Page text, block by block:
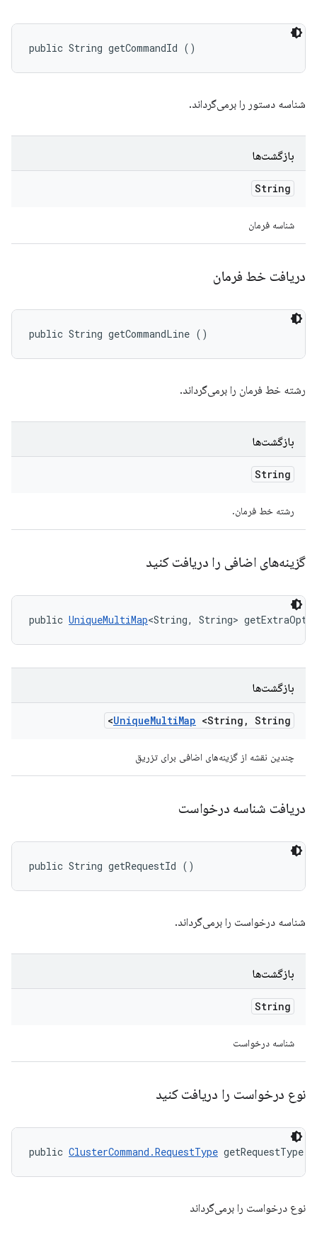
public String getCommandId ()
شناسه دستور را برمی‌گرداند.
بازگشت‌ها
String
شناسه فرمان
دریافت خط فرمان
public String getCommandLine ()
رشته خط فرمان را برمی‌گرداند.
بازگشت‌ها
String
رشته خط فرمان.
گزینه‌های اضافی را دریافت کنید
public UniqueMultiMap<String, String>
بازگشت‌ها
UniqueMultiMap <String , String>
چندین نقشه از گزینه‌های اضافی برای تزریق
دریافت شناسه درخواست
public String getRequestId ()
شناسه درخواست را برمی‌گرداند.
بازگشت‌ها
String
شناسه درخواست
نوع درخواست را دریافت کنید
public ClusterCommand.RequestType getRequestType
نوع درخواست را برمی‌گرداند